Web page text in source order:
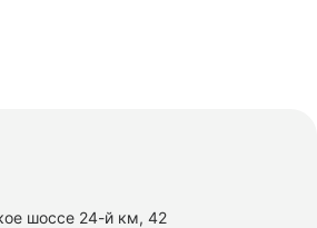
шоссе 24-й км, 42